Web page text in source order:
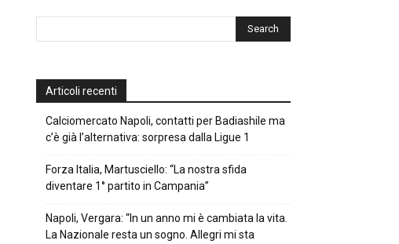
Articoli recenti
Calciomercato Napoli, contatti per Badiashile ma
c’è già l’alternativa: sorpresa dalla Ligue 1
Forza Italia, Martusciello: “La nostra sfida
diventare 1° partito in Campania”
Napoli, Vergara: “In un anno mi è cambiata la vita.
La Nazionale resta un sogno. Allegri mi sta